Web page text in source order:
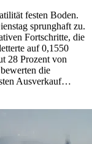
festen Boden.
sprunghaft zu.
Fortschritte, die
auf 0,1550
28 Prozent von
die
Ausverkauf…